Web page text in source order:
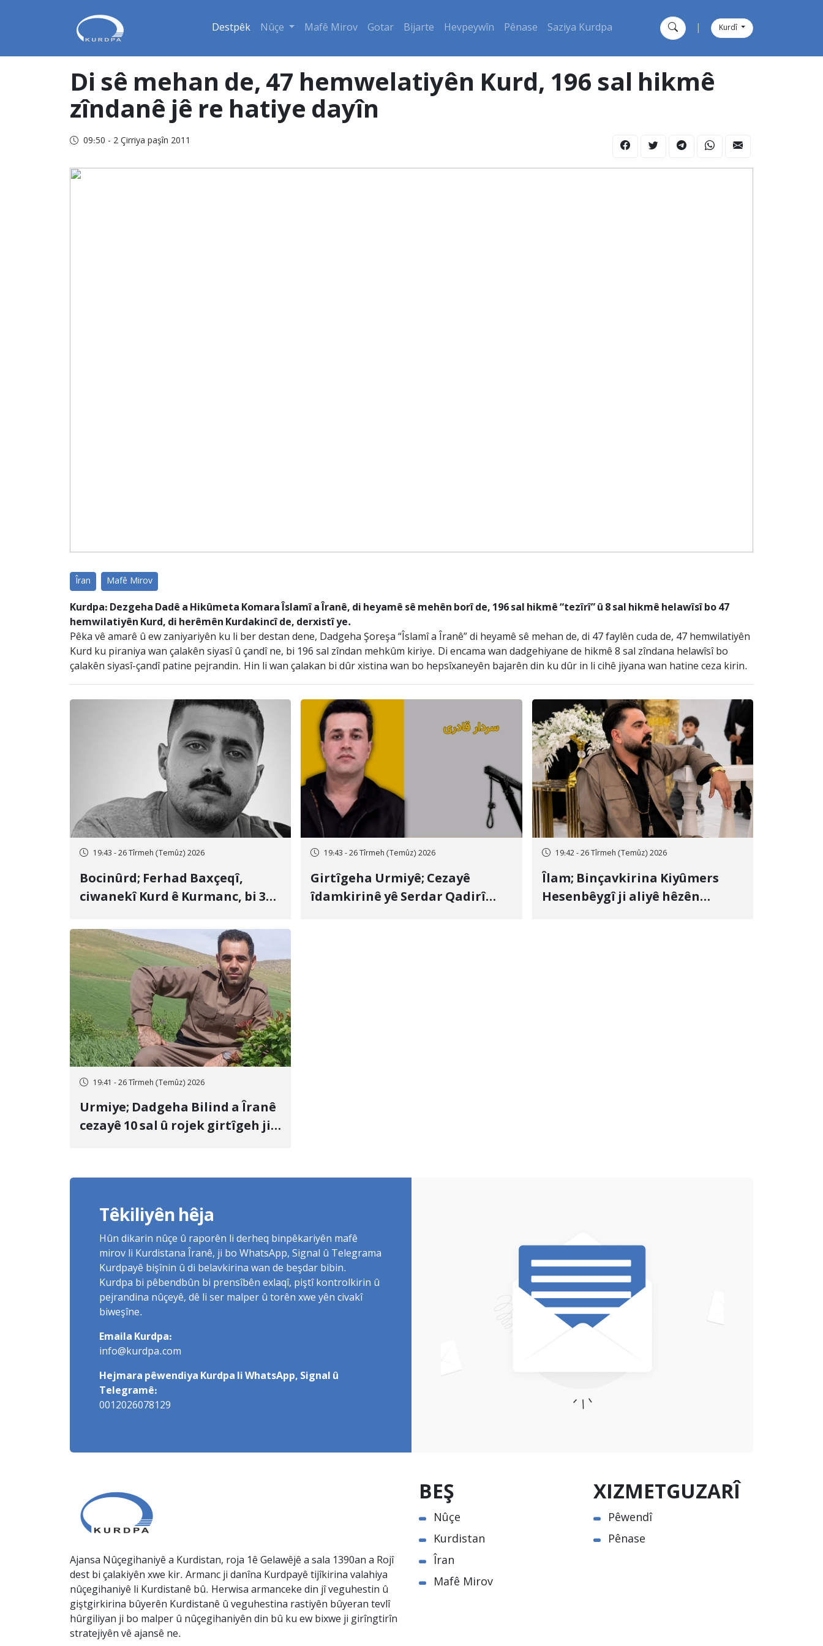
Destpêk Nûçe Mafê Mirov Gotar Bijarte Hevpeywîn Pênase Saziya Kurdpa Kurdî
Di sê mehan de, 47 hemwelatiyên Kurd, 196 sal hikmê
zîndanê jê re hatiye dayîn
09:50 - 2 Çirriya paşîn 2011
Îran Mafê Mirov
Kurdpa: Dezgeha Dadê a Hikûmeta Komara Îslamî a Îranê, di heyamê sê mehên borî de, 196 sal hikmê “tezîrî” û 8 sal hikmê helawîsî bo 47
hemwilatiyên Kurd, di herêmên Kurdakincî de, derxistî ye.
Pêka vê amarê û ew zaniyariyên ku li ber destan dene, Dadgeha Şoreşa “Îslamî a Îranê” di heyamê sê mehan de, di 47 faylên cuda de, 47 hemwilatiyên
Kurd ku piraniya wan çalakên siyasî û çandî ne, bi 196 sal zîndan mehkûm kiriye. Di encama wan dadgehiyane de hikmê 8 sal zîndana helawîsî bo
çalakên siyasî-çandî patine pejrandin. Hin li wan çalakan bi dûr xistina wan bo hepsîxaneyên bajarên din ku dûr in li cihê jiyana wan hatine ceza kirin.
19:43 - 26 Tîrmeh (Temûz) 2026
Bocinûrd; Ferhad Baxçeqî,
ciwanekî Kurd ê Kurmanc, bi 3
cezakirin
19:43 - 26 Tîrmeh (Temûz) 2026
Girtîgeha Urmiyê; Cezayê
îdamkirinê yê Serdar Qadirî
19:42 - 26 Tîrmeh (Temûz) 2026
Îlam; Binçavkirina Kiyûmers
Hesenbêygî ji aliyê hêzên
19:41 - 26 Tîrmeh (Temûz) 2026
Urmiye; Dadgeha Bilind a Îranê
cezayê 10 sal û rojek girtîgeh ji
Têkiliyên hêja
Hûn dikarin nûçe û raporên li derheq binpêkariyên mafê
mirov li Kurdistana Îranê, ji bo WhatsApp, Signal û Telegrama
Kurdpayê bişînin û di belavkirina wan de beşdar bibin.
Kurdpa bi pêbendbûn bi prensîbên exlaqî, piştî kontrolkirin û
pejrandina nûçeyê, dê li ser malper û torên xwe yên civakî
biweşîne.
Emaila Kurdpa:
info@kurdpa.com
Hejmara pêwendiya Kurdpa li WhatsApp, Signal û
Telegramê:
0012026078129
Ajansa Nûçegihaniyê a Kurdistan, roja 1ê Gelawêjê a sala 1390an a Rojî
dest bi çalakiyên xwe kir. Armanc ji danîna Kurdpayê tijîkirina valahiya
nûçegihaniyê li Kurdistanê bû. Herwisa armanceke din jî veguhestin û
giştgirkirina bûyerên Kurdistanê û veguhestina rastiyên bûyeran tevlî
hûrgiliyan ji bo malper û nûçegihaniyên din bû ku ew bixwe ji girîngtirîn
stratejiyên vê ajansê ne.
BEŞ
Nûçe
Kurdistan
Îran
Mafê Mirov
XIZMETGUZARÎ
Pêwendî
Pênase